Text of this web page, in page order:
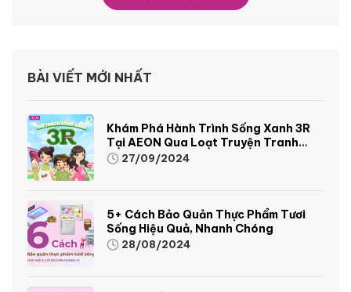
BÀI VIẾT MỚI NHẤT
Khám Phá Hành Trình Sống Xanh 3R
Tại AEON Qua Loạt Truyện Tranh
Sinh Động Và Thú Vị
27/09/2024
5+ Cách Bảo Quản Thực Phẩm Tươi
Sống Hiệu Quả, Nhanh Chóng
28/08/2024